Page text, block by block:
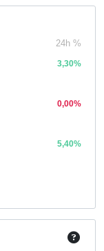
24h %
3,30%
0,00%
5,40%